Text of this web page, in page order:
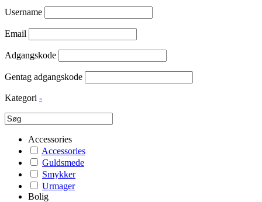
Username
Email
Adgangskode
Gentag adgangskode
Kategori -
Accessories
Accessories
Guldsmede
Smykker
Urmager
Bolig